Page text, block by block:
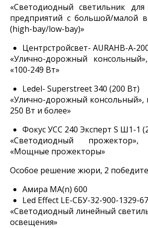
«Светодиодный светильник
предприятий с большой/малой
(high-bay/low-bay)»
Центрстройсвет- AURAHB-A-
«Улично-дорожный
«100-249 Вт»
Ledel- Superstreet 340 (200 Вт)
«Улично-дорожный консольный»,
250 Вт и более»
Фокус УСС 240 Эксперт S Ш1-1
«Светодиодный прожектор»,
«Мощные прожекторы»
Особое решение жюри, 2
Амира MA(n) 600
Led Effect LE-СБУ-32-900-1329-
«Светодиодный линейный
освещения»